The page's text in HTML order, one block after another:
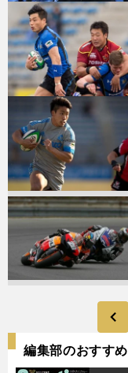
前
編集部のおすすめ